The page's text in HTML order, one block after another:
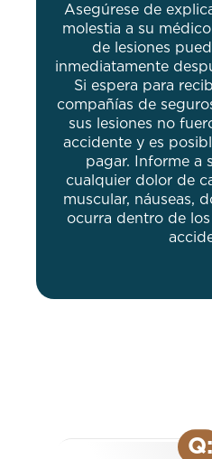
Asegúrese de
molestia a su
de lesiones
inmediatamente
Si espera para
compañías de
sus lesiones no
accidente y es
pagar. Informe a
cualquier dolor de
muscular, náuseas,
ocurra dentro de
Q: